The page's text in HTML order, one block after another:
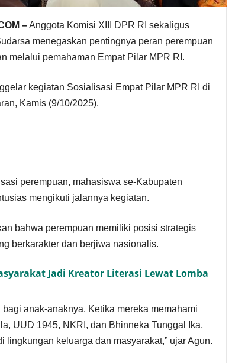
–Anggota Komisi XIII DPR RI sekaligus
menegaskan pentingnya peran perempuan
melalui pemahaman Empat Pilar MPR RI.
kegiatan Sosialisasi Empat Pilar MPR RI di
Kamis (9/10/2025).
perempuan, mahasiswa se-Kabupaten
mengikuti jalannya kegiatan.
bahwa perempuan memiliki posisi strategis
berkarakter dan berjiwa nasionalis.
Jadi Kreator Literasi Lewat Lomba
anak-anaknya. Ketika mereka memahami
UUD 1945, NKRI, dan Bhinneka Tunggal Ika,
lingkungan keluarga dan masyarakat,” ujar Agun.